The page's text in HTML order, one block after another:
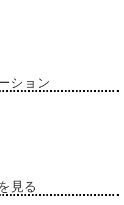
ション
見る